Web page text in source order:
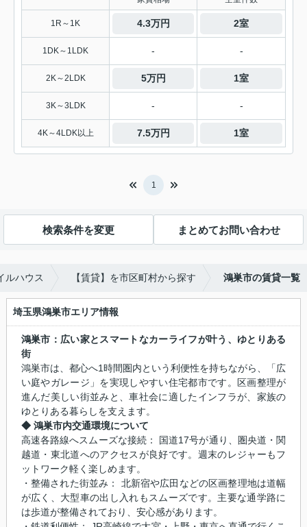
1R～1K 4.3万円 2室
1DK～1LDK - -
2K～2LDK 5万円 1室
3K～3LDK - -
4K～4LDK以上 7.5万円 1室
1
検索条件を変更 まとめてお問い合わせ
ルハウス 【賃貸】を市区町村から探す 鴻巣市の賃貸一覧
埼玉県鴻巣市エリア情報
鴻巣市：広い家とスマートなカーライフが叶う、ゆとりある
街
鴻巣市は、都心へ1時間圏内という利便性を持ちながら、「広
い庭やガレージ」を実現しやすい住宅都市です。区画整理が
進んだ美しい街並みと、車社会に適したインフラが、家族の
ゆとりある暮らしを支えます。
◆ 鴻巣市内交通環境について
高速各路線へスムーズな接続： 国道17号が通り、圏央道・関
越道・東北道へのアクセスが良好です。週末のレジャーもフ
ットワーク軽く楽しめます。
・整備された街並み： 北新宿や広田などの区画整理地は道幅
が広く、大型車の出し入れもスムーズです。主要な通学路に
は歩道が整備されており、安心感があります。